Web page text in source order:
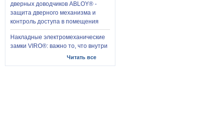
дверных доводчиков ABLOY® -
защита дверного механизма и
контроль доступа в помещения
Накладные электромеханические
замки VIRO®: важно то, что внутри
Читать все